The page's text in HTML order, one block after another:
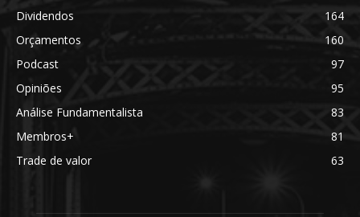
Dividendos
164
Orçamentos
160
Podcast
97
Opiniões
95
Análise Fundamentalista
83
Membros+
81
Trade de valor
63